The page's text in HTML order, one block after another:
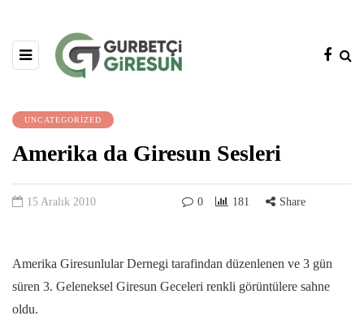
UNCATEGORIZED
Amerika da Giresun Sesleri
15 Aralık 2010 0 181 Share
Amerika Giresunlular Dernegi tarafindan düzenlenen ve 3 gün
süren 3. Geleneksel Giresun Geceleri renkli görüntülere sahne
oldu.